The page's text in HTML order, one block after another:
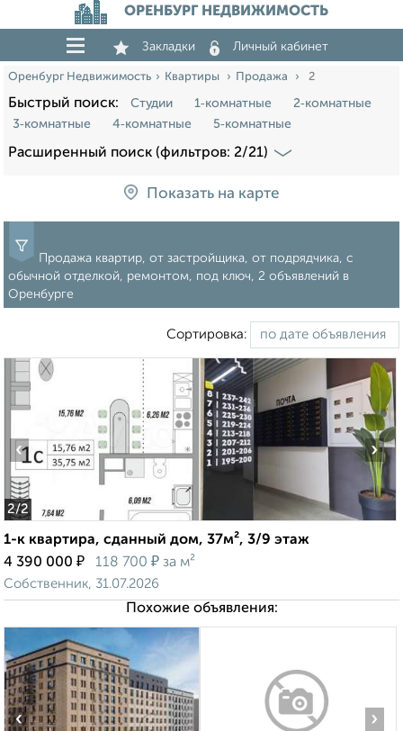
ОРЕНБУРГ НЕДВИЖИМОСТЬ
Закладки Личный кабинет
Оренбург Недвижимость Квартиры Продажа 2
Быстрый поиск: Студии 1‑комнатные
2‑комнатные
3‑комнатные
4‑комнатные 5‑комнатные
Расширенный поиск (фильтров: 2/21)
Показать на карте
Продажа квартир, от застройщика, от подрядчика, с
обычной отделкой, ремонтом, под ключ, 2 объявлений в
Оренбурге
Сортировка:
2/2
‹ ›
1-к квартира, сданный дом, 37м², 3/9 этаж
4 390 000 ₽ 118 700 ₽ за м²
Собственник, 31.07.2026
Похожие объявления:
‹ ›